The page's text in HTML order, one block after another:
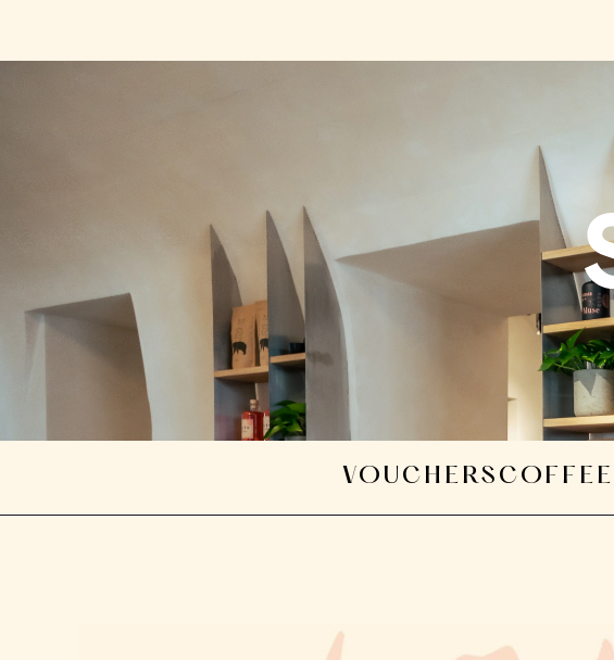
VOUCHERS COFFEE